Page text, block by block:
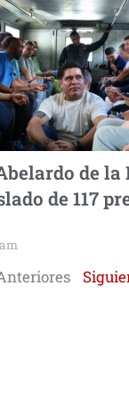
de
de 117